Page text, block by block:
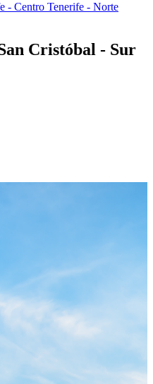
- Centro Tenerife - Norte
Cristóbal - Sur